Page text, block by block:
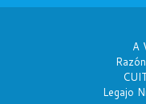
A
Legajo